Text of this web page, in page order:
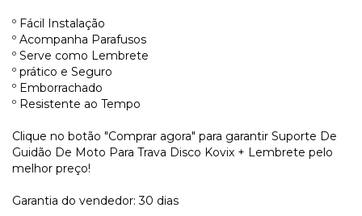
º Fácil Instalação
º Acompanha Parafusos
º Serve como Lembrete
º prático e Seguro
º Emborrachado
º Resistente ao Tempo
Clique no botão "Comprar agora" para garantir Suporte De
Guidão De Moto Para Trava Disco Kovix + Lembrete pelo
melhor preço!
Garantia do vendedor: 30 dias